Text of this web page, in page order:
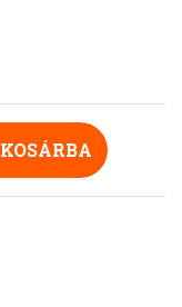
KOSÁRBA